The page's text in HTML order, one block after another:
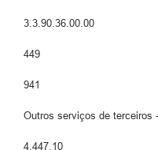
3.3.90.36.00.00
449
941
Outros serviços de terceiros
4.447,10